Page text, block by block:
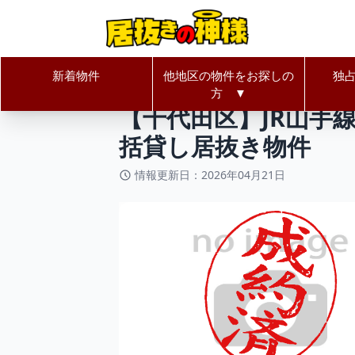
新着物件
他地区の物件をお探しの
方 ▼
独
居抜きの神様Home 東京都 千代
【千代田区】JR山手
括貸し居抜き物件
情報更新日：2026年04月21日